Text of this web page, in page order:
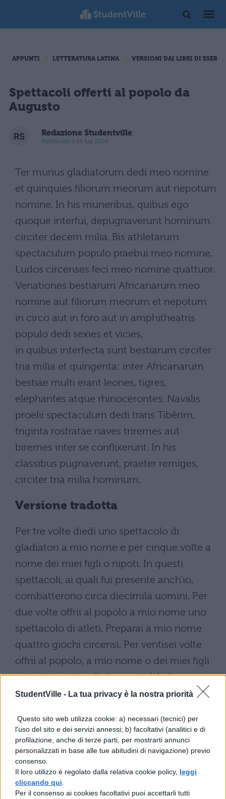
StudentVille - La tua privacy è la nostra priorità
Questo sito web utilizza cookie: a) necessari (tecnici) per
l'uso del sito e dei servizi annessi; b) facoltativi (analitici e di
profilazione, anche di terze parti, per mostrarti annunci
personalizzati in base alle tue abitudini di navigazione) previo
consenso.
Il loro utilizzo è regolato dalla relativa cookie policy, leggi
cliccando qui
Per il consenso ai cookies facoltativi puoi accettarli tutti
APPUNTI LETTERATURA LATINA VERSIONI DAI LIBRI DI
Spettacoli offerti al popolo da
Augusto
Redazione Studentville
Pubblicato il 14 lug 2014
Ter munus gladiatorum dedi meo nomine
et quinquies filiorum meorum aut nepotum
nomine. In his muneribus, quibus ego
quoque interfui, depugnaverunt hominum
circiter decem milia. Bis athletarum
spectaculum populo praebui meo nomine.
Ludos circenses feci meo nomine quattuor.
Venationes bestiarum Africanarum meo
nomine aut filiorum meorum et nepotum
in circo aut in foro aut in amphitheatris
populo dedi sexies et vicies,
in quibus interfecta sunt bestiarum circiter
tria milia et quingenta: inter Africanarum
bestiae multi erant leones, tigres,
elephantes atque rhinocerontes. Navalis
proelii spectaculum dedi trans Tibêrim,
triginta rostratae naves triremes aut
biremes inter se conflixerunt. In his
classibus pugnaverunt, praeter remiges,
circiter tria milia hominum.
Versione tradotta
Per tre volte diedi uno spettacolo di
gladiatori a mio nome e per cinque volte a
nome dei miei figli o nipoti. In questi
spettacoli, ai quali fui presente anch'io,
combatterono circa diecimila uomini. Per
due volte offrii al popolo a mio nome uno
spettacolo di atleti. Preparai a mio nome
quattro giochi circensi. Per ventisei volte
offrii al popolo, a mio nome o dei miei figli
e nipoti, spettacoli di caccia di belve
dell'Africa, nel circo o nel foro o negli
tremilacinquecento belve: tra le belve
dell'Africa c'erano molti leoni, tigri, elefanti
e rinoceronti. Diedi uno spettacolo di
battaglia navale oltre il Tevere, si batterono
trenta navi rostrate triremi o biremi. Su